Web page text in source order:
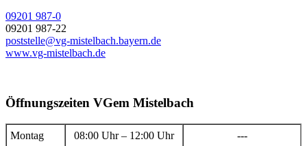
09201 987-0
09201 987-22
poststelle@vg-mistelbach.bayern.de
www.vg-mistelbach.de
Öffnungszeiten VGem Mistelbach
Montag 08:00 Uhr – 12:00 Uhr
---